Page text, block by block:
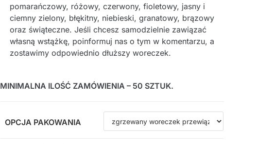
pomarańczowy, różowy, czerwony, fioletowy, jasny i
ciemny zielony, błękitny, niebieski, granatowy, brązowy
oraz świąteczne. Jeśli chcesz samodzielnie zawiązać
własną wstążkę, poinformuj nas o tym w komentarzu, a
zostawimy odpowiednio dłuższy woreczek.
MINIMALNA ILOŚĆ ZAMÓWIENIA – 50 SZTUK.
OPCJA PAKOWANIA